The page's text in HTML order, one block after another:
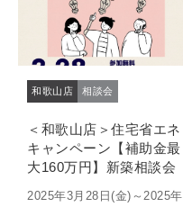
和歌山店 相談会
＜和歌山店＞住宅省エネ
キャンペーン【補助金最
大160万円】新築相談会
2025年3月28日(金)～2025年